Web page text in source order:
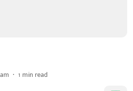
1 min read